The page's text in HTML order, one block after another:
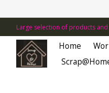
Large selection of products
Home